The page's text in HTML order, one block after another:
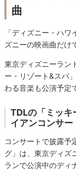
曲
「ディズニー・ハ
ズニーの映画曲だけ
東京ディズニーラン
ー・リゾート&スパ
わる音楽も公演予定
TDLの「ミッキ
イアンコンサー
コンサートで披露予
グ」は、東京ディズ
ランで公演中のディ